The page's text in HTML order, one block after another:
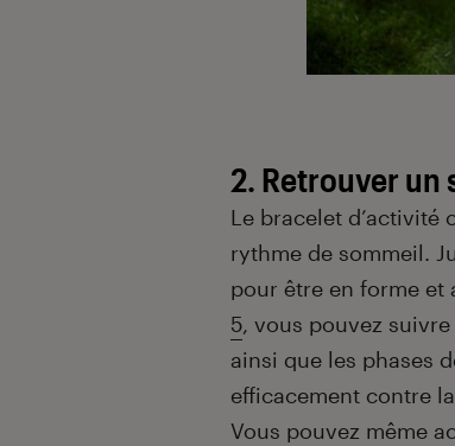
2. Retrouver un
Le bracelet
rythme de sommeil.
pour être en forme et
5, vous pouvez
ainsi que les phases
efficacement contre
Vous pouvez même